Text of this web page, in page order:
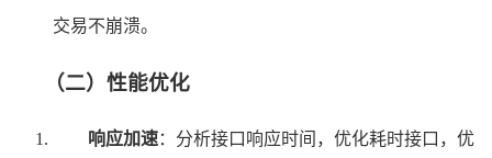
交易不崩溃。
（二）性能优化
响应加速：分析接口响应时间，优化耗时接口，优